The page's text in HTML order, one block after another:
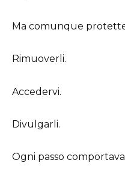
Ma comunque
Rimuoverli.
Accedervi.
Divulgarli.
Ogni passo